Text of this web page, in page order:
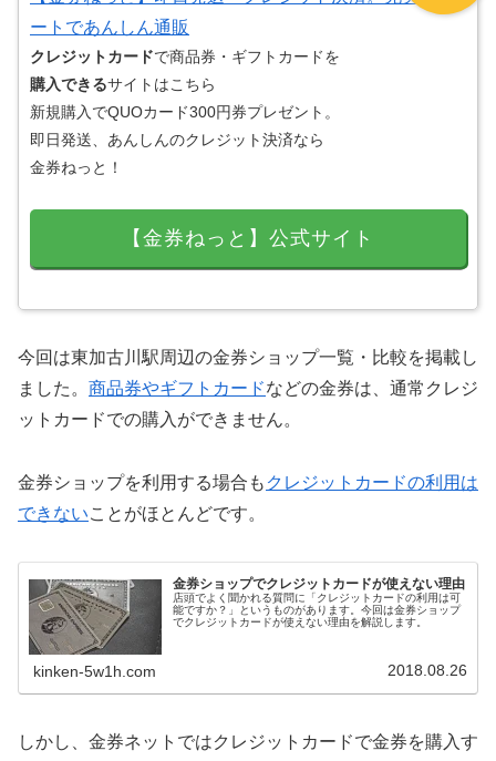
ートであんしん通販
クレジットカードで商品券・ギフトカードを
購入できるサイトはこちら
新規購入でQUOカード300円券プレゼント。
即日発送、あんしんのクレジット決済なら
金券ねっと！
【金券ねっと】公式サイト
今回は東加古川駅周辺の金券ショップ一覧・比較を掲載し
ました。 商品券やギフトカードなどの金券は、通常クレジ
ットカードでの購入ができません。
金券ショップを利用する場合も クレジットカードの利用は
できないことがほとんどです。
金券ショップでクレジットカードが使えない理由
店頭でよく聞かれる質問に「クレジットカードの利用は可
能ですか？」というものがあります。今回は金券ショップ
でクレジットカードが使えない理由を解説します。
kinken-5w1h.com 2018.08.26
しかし、金券ネットではクレジットカードで金券を購入す